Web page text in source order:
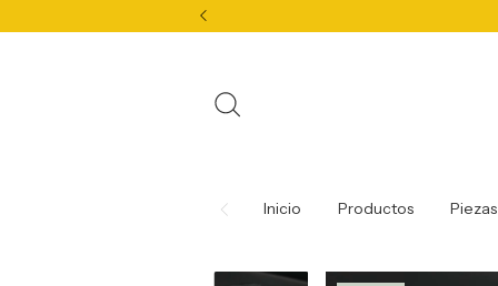
Inicio Productos